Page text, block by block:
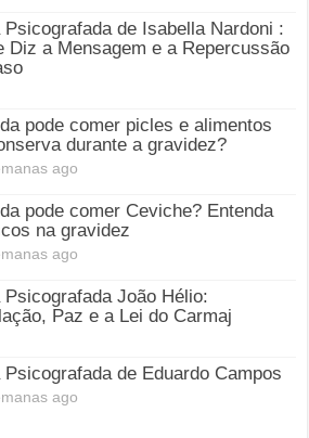
Psicografada de Isabella Nardoni :
Diz a Mensagem e a Repercussão
pode comer picles e alimentos
durante a gravidez?
ago
pode comer Ceviche? Entenda
na gravidez
ago
Psicografada João Hélio:
Paz e a Lei do Carmaj
Psicografada de Eduardo Campos
ago